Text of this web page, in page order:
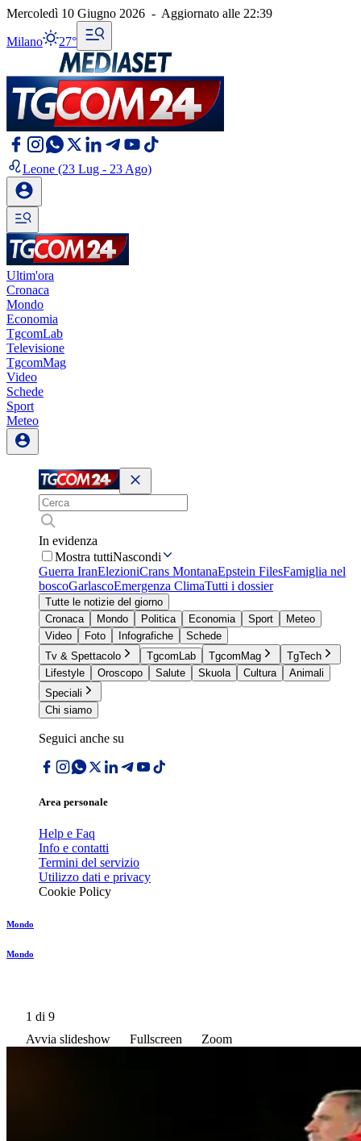
Mercoledì 10 Giugno 2026 - Aggiornato alle 22:39
Milano 27°
Leone (23 Lug - 23 Ago)
Ultim'ora
Cronaca
Mondo
Economia
TgcomLab
Televisione
TgcomMag
Video
Schede
Sport
Meteo
In evidenza
Mostra tuttiNascondi
Guerra IranElezioniCrans MontanaEpstein FilesFamiglia nel
boscoGarlascoEmergenza ClimaTutti i dossier
Tutte le notizie del giorno
Cronaca
Mondo Politica Economia Sport
Meteo
Video
Foto Infografiche
Schede
Tv & Spettacolo
TgcomLab TgcomMag
TgTech
Lifestyle
Oroscopo Salute Skuola Cultura
Animali
Speciali
Chi siamo
Seguici anche su
Area personale
Help e Faq
Info e contatti
Termini del servizio
Utilizzo dati e privacy
Cookie Policy
Mondo
Mondo
1 di 9
Avvia slideshow
Fullscreen Zoom